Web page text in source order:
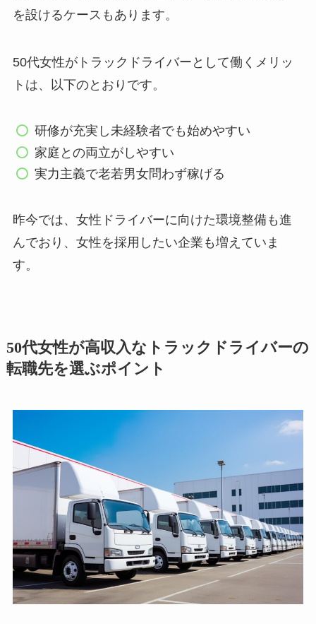
を設けるケースもあります。
50代女性がトラックドライバーとして働くメリッ
トは、以下のとおりです。
研修が充実し未経験者でも始めやすい
家庭との両立がしやすい
実力主義で老若男女問わず稼げる
昨今では、女性ドライバーに向けた環境整備も進
んでおり、女性を採用したい企業も増えていま
す。
50代女性が高収入なトラックドライバーの
転職先を選ぶポイント